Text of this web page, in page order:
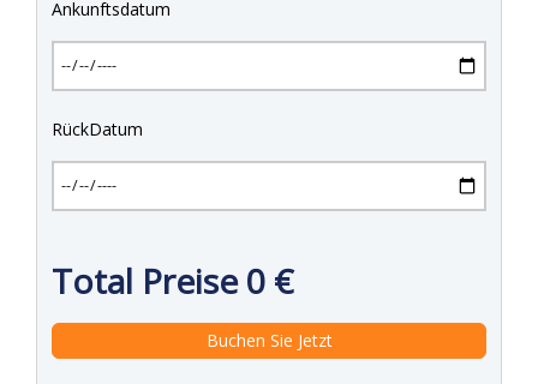
Ankunftsdatum
RückDatum
Total Preise0 €